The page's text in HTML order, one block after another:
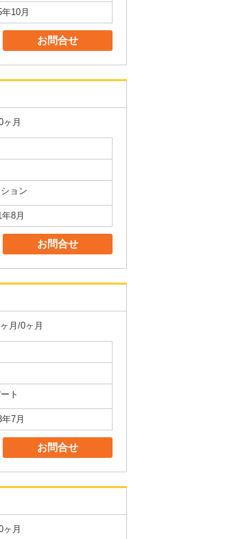
年10月
お問合せ
ヶ月
ョン
8月
お問合せ
月/0ヶ月
ト
7月
お問合せ
ヶ月